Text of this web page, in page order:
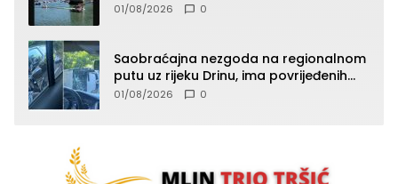
01/08/2026 0
Saobraćajna nezgoda na regionalnom
putu uz rijeku Drinu, ima povrijeđenih
lica (FOTO)
01/08/2026 0